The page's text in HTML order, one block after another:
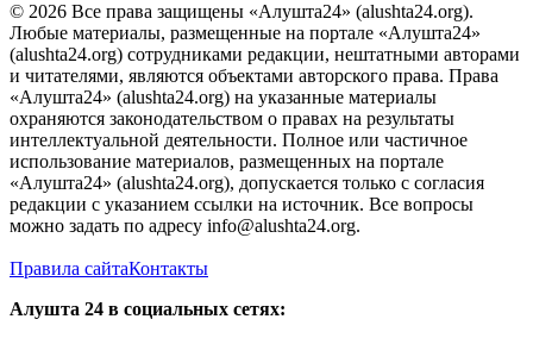
© 2026 Все права защищены «Алушта24» (alushta24.org).
Любые материалы, размещенные на портале «Алушта24»
(alushta24.org) сотрудниками редакции, нештатными авторами
и читателями, являются объектами авторского права. Права
«Алушта24» (alushta24.org) на указанные материалы
охраняются законодательством о правах на результаты
интеллектуальной деятельности. Полное или частичное
использование материалов, размещенных на портале
«Алушта24» (alushta24.org), допускается только с согласия
редакции с указанием ссылки на источник. Все вопросы
можно задать по адресу info@alushta24.org.
Правила сайтаКонтакты
Алушта 24 в социальных сетях: